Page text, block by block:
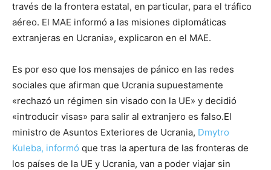
través de la frontera estatal, en particular, para el tráfico
aéreo. El MAE informó a las misiones diplomáticas
extranjeras en Ucrania», explicaron en el MAE.
Es por eso que los mensajes de pánico en las redes
sociales que afirman que Ucrania supuestamente
«rechazó un régimen sin visado con la UE» y decidió
«introducir visas» para salir al extranjero es falso.El
ministro de Asuntos Exteriores de Ucrania, Dmytro
Kuleba, informó que tras la apertura de las fronteras de
los países de la UE y Ucrania, van a poder viajar sin